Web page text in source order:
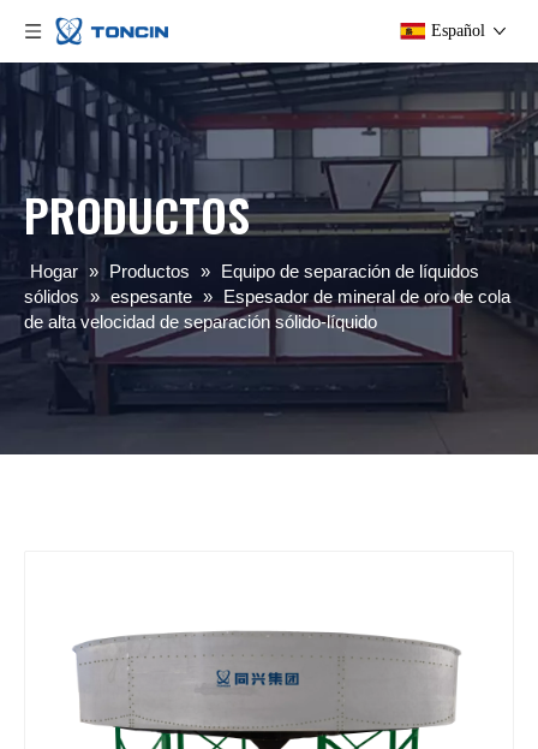
Español
PRODUCTOS
Hogar » Productos » Equipo de separación de líquidos
sólidos » espesante » Espesador de mineral de oro de cola
de alta velocidad de separación sólido-líquido